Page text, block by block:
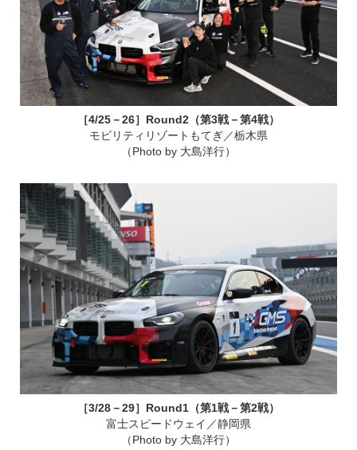
［4/25－26］Round2（第3戦－第4戦）
モビリティリゾートもてぎ／栃木県
（Photo by 大島洋行）
［3/28－29］Round1（第1戦－第2戦）
富士スピードウェイ／静岡県
（Photo by 大島洋行）